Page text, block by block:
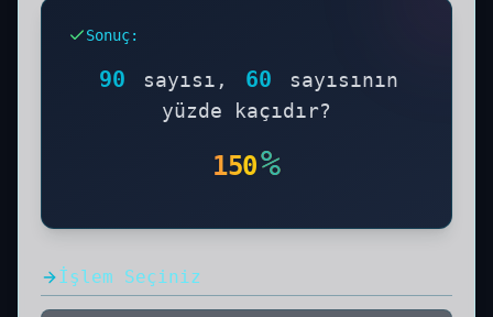
Sonuç:
90 sayısı, 60
sayısının
yüzde kaçıdır?
150%
İşlem Seçiniz